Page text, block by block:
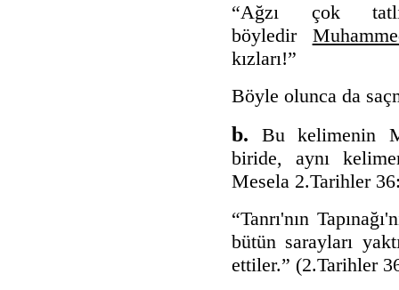
“Ağzı çok
böyledir
kızları!”
Böyle olunca da
b. Bu kelimenin
biride, aynı
Mesela 2.Tarihler
“Tanrı'nın
bütün sarayları
ettiler.” (2.Tarihler